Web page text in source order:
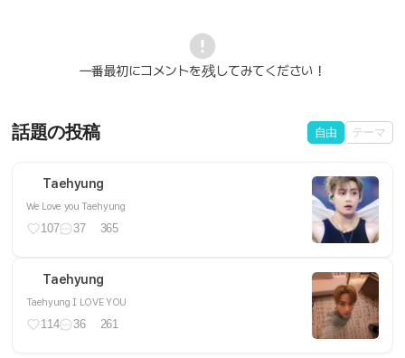
一番最初にコメントを残してみてください！
話題の投稿 自由 テーマ
Taehyung
We Love you Taehyung
107 37 365
Taehyung
Taehyung I LOVE YOU
114 36 261